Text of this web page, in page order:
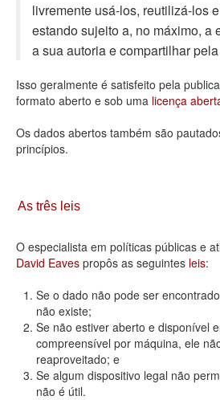
Processo Legislativo
Deputados Estaduais
Administração
Legislação
Agenda
Contato
livremente usá-los, reutilizá-los
estando sujeito a, no máximo, a
a sua autoria e compartilhar
Isso geralmente é satisfeito pela
formato aberto e sob uma licença
Os dados abertos também são
princípios.
As três leis
O especialista em políticas públicas e
David Eaves propôs as seguintes leis:
Se o dado não pode ser
não existe;
Se não estiver aberto e disponível
compreensível por máquina, ele
reaproveitado; e
Se algum dispositivo legal não
não é útil.